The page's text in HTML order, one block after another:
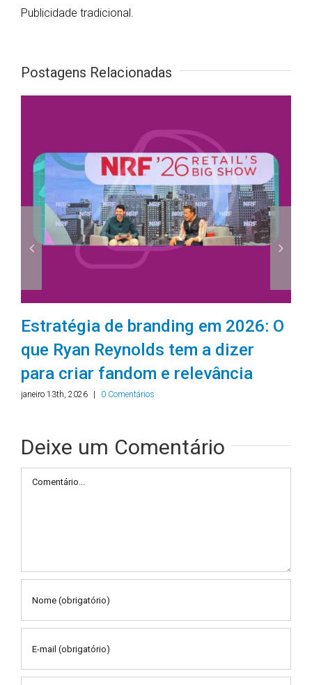
Publicidade tradicional.
Postagens Relacionadas
Estratégia de branding em 2026: O
que Ryan Reynolds tem a dizer
para criar fandom e relevância
janeiro 13th, 2026 | 0 Comentários
Deixe um Comentário
Comentário